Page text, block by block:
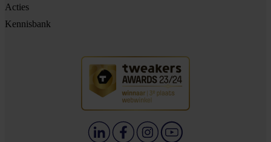
Acties
Kennisbank